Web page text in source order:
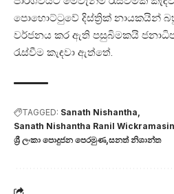
පොහොට්ටුවේ දිස්ත්‍රික් නායකයින්
වර්ජනය කර ඇති පසුබිමකයි
රැස්වීම කැඳවා ඇත්තේ.
TAGGED: Sanath Nishantha
Sanath Nishantha Ranil
ශ්‍රී ලංකා පොදුජන පෙරමුණ සනත් නිශාන්ත